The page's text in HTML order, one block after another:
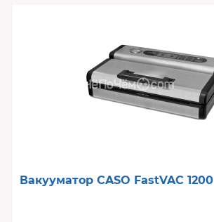
Вакууматор CASO FastVAC 1200